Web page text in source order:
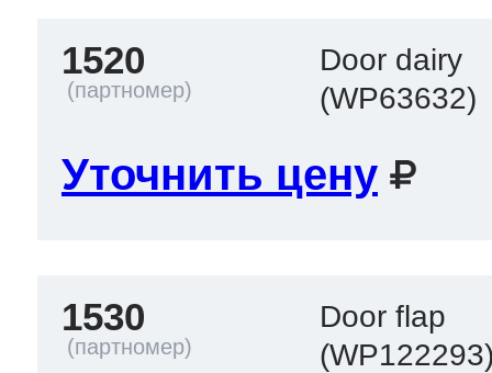
1520
Door dairy
(WP63632)
Уточнить цену
1530
Door flap